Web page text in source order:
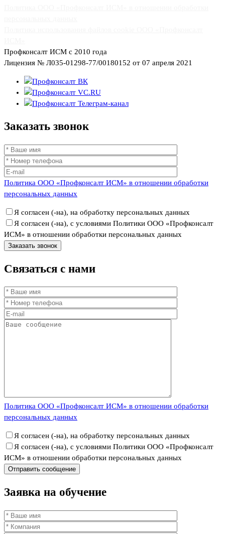
Профконсалт ИСМ с 2010 года
Лицензия № Л035-01298-77/00180152 от 07 апреля 2021
Заказать звонок
Политика ООО «Профконсалт ИСМ» в отношении обработки
персональных данных
Я согласен (-на), на обработку персональных данных
Я согласен (-на), с условиями Политики ООО «Профконсалт
ИСМ» в отношении обработки персональных данных
Связаться с нами
Политика ООО «Профконсалт ИСМ» в отношении обработки
персональных данных
Я согласен (-на), на обработку персональных данных
Я согласен (-на), с условиями Политики ООО «Профконсалт
ИСМ» в отношении обработки персональных данных
Заявка на обучение